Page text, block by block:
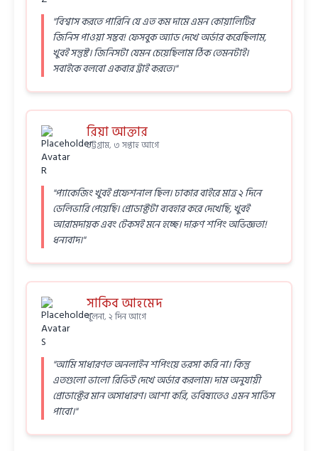
"বিশ্বাস করতে পারিনি যে এত কম দামে এমন কোয়ালিটির
জিনিস পাওয়া সম্ভব! ফেসবুক অ্যাড দেখে অর্ডার করেছিলাম,
খুবই সন্তুষ্ট। জিনিসটা যেমন চেয়েছিলাম ঠিক তেমনটাই।
সবাইকে বলবো একবার ট্রাই করতে।"
রিয়া আক্তার
চট্টগ্রাম, ৩ সপ্তাহ আগে
"প্যাকেজিং খুবই প্রফেশনাল ছিল। ঢাকার বাইরে মাত্র ২ দিনে
ডেলিভারি পেয়েছি। প্রোডাক্টটা ব্যবহার করে দেখেছি, খুবই
আরামদায়ক এবং টেকসই মনে হচ্ছে। দারুণ শপিং অভিজ্ঞতা!
ধন্যবাদ।"
সাকিব আহমেদ
খুলনা, ২ দিন আগে
"আমি সাধারণত অনলাইন শপিংয়ে ভরসা করি না। কিন্তু
এতগুলো ভালো রিভিউ দেখে অর্ডার করলাম। দাম অনুযায়ী
প্রোডাক্টের মান অসাধারণ। আশা করি, ভবিষ্যতেও এমন সার্ভিস
পাবো।"